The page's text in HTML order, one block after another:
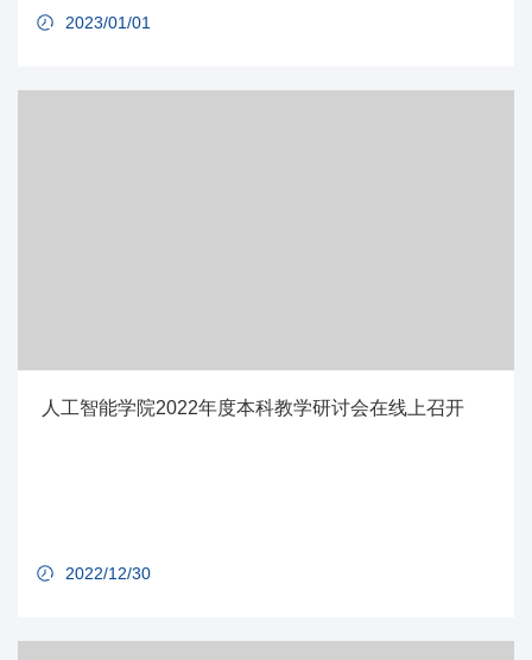
2023/01/01
人工智能学院2022年度本科教学研讨会在线上召开
2022/12/30